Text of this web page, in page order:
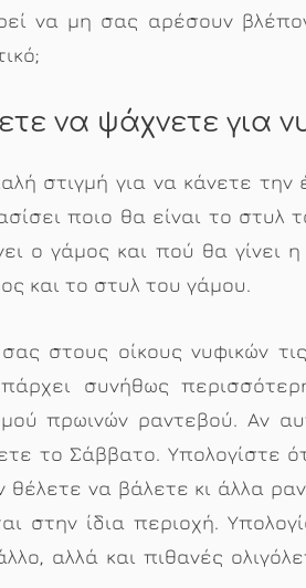
να μη σας αρέσουν
να ψάχνετε για
στιγμή για να κάνετε την
ποιο θα είναι το στυλ
ο γάμος και πού θα γίνει
και το στυλ του γάμου.
στους οίκους νυφικών
συνήθως
πρωινών ραντεβού. Αν
το Σάββατο. Υπολογίστε
να βάλετε κι άλλα
στην ίδια περιοχή.
αλλά και πιθανές